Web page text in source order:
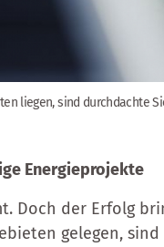
liegen, sind durchdachte
Energieprojekte
Doch der Erfolg
gelegen,